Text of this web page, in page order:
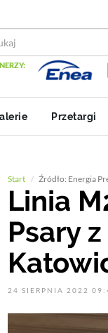
Przetargi
Start Źródło: Energia
Linia
Psary
24 SIERPNIA 2022